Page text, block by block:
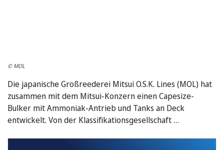
© MOL
Die japanische Großreederei Mitsui O.S.K. Lines (MOL) hat
zusammen mit dem Mitsui-Konzern einen Capesize-
Bulker mit Ammoniak-Antrieb und Tanks an Deck
entwickelt. Von der Klassifikationsgesellschaft …